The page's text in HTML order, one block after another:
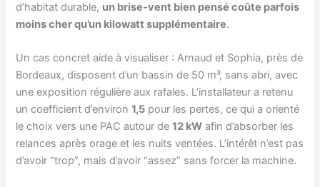
d’habitat durable, un brise-vent bien pensé coûte parfois
moins cher qu’un kilowatt supplémentaire.
Un cas concret aide à visualiser : Arnaud et Sophia, près de
Bordeaux, disposent d’un bassin de 50 m³, sans abri, avec
une exposition régulière aux rafales. L’installateur a retenu
un coefficient d’environ1,5 pour les pertes, ce qui a orienté
le choix vers une PAC autour de12 kW afin d’absorber les
relances après orage et les nuits ventées. L’intérêt n’est pas
d’avoir “trop”, mais d’avoir “assez” sans forcer la machine.